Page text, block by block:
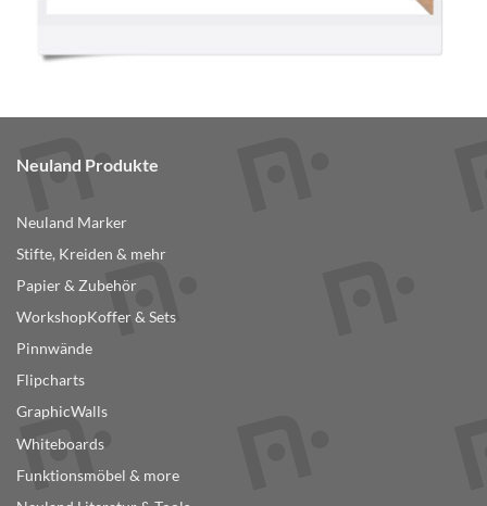
Neuland Produkte
Neuland Marker
Stifte, Kreiden & mehr
Papier & Zubehör
WorkshopKoffer & Sets
Pinnwände
Flipcharts
GraphicWalls
Whiteboards
Funktionsmöbel & more